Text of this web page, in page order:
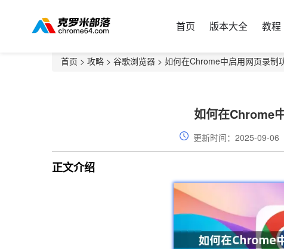
首页 版本大全 教程
首页 > 攻略 > 谷歌浏览器 > 如何在Chrome中启用网页录制
如何在Chrome
更新时间：2025-09-06
正文介绍